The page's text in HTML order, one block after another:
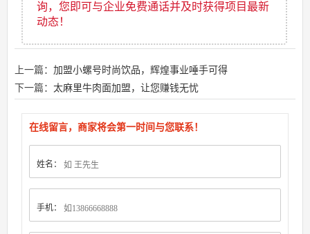
询，您即可与企业免费通话并及时获得项目最新
动态！
上一篇： 加盟小螺号时尚饮品，辉煌事业唾手可得
下一篇： 太麻里牛肉面加盟，让您赚钱无忧
在线留言，商家将会第一时间与您联系！
姓名：
手机：